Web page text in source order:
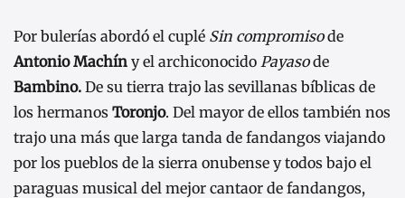
Por bulerías abordó el cuplé Sin compromisode
Antonio Machín y el archiconocido Payasode
Bambino. De su tierra trajo las sevillanas bíblicas de
los hermanos Toronjo. Del mayor de ellos también nos
trajo una más que larga tanda de fandangos viajando
por los pueblos de la sierra onubense y todos bajo el
paraguas musical del mejor cantaor de fandangos,